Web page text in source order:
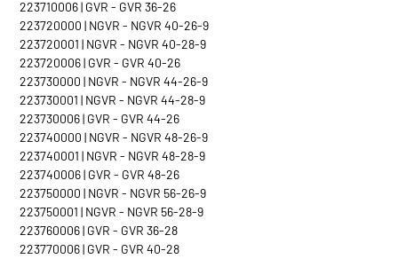
223710006 | GVR - GVR 36-26
223720000 | NGVR - NGVR 40-26-9
223720001 | NGVR - NGVR 40-28-9
223720006 | GVR - GVR 40-26
223730000 | NGVR - NGVR 44-26-9
223730001 | NGVR - NGVR 44-28-9
223730006 | GVR - GVR 44-26
223740000 | NGVR - NGVR 48-26-9
223740001 | NGVR - NGVR 48-28-9
223740006 | GVR - GVR 48-26
223750000 | NGVR - NGVR 56-26-9
223750001 | NGVR - NGVR 56-28-9
223760006 | GVR - GVR 36-28
223770006 | GVR - GVR 40-28